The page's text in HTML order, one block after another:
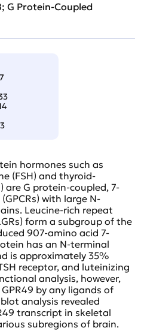
G Protein-Coupled
hormones such as
(FSH) and thyroid-
are G protein-coupled, 7-
with large N-
Leucine-rich repeat
form a subgroup of the
907-amino acid 7-
has an N-terminal
is approximately 35%
receptor, and luteinizing
analysis, however,
by any ligands of
analysis revealed
transcript in skeletal
subregions of brain.